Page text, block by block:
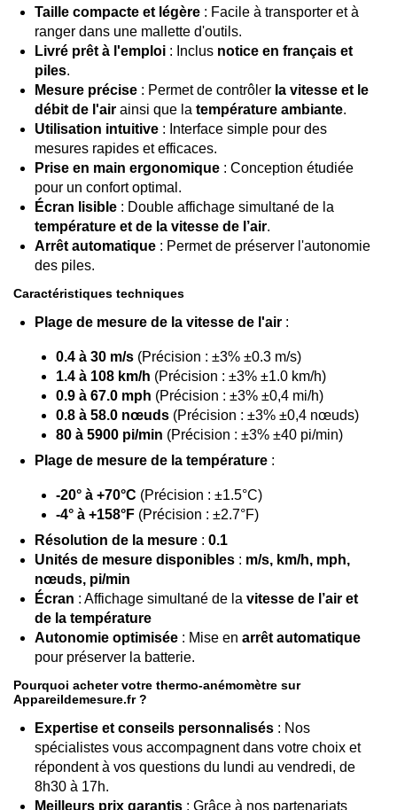
Taille compacte et légère : Facile à transporter et à
ranger dans une mallette d'outils.
Livré prêt à l'emploi : Inclus notice en français et
piles.
Mesure précise : Permet de contrôler la vitesse et le
débit de l'air ainsi que la température ambiante.
Utilisation intuitive : Interface simple pour des
mesures rapides et efficaces.
Prise en main ergonomique : Conception étudiée
pour un confort optimal.
Écran lisible : Double affichage simultané de la
température et de la vitesse de l’air.
Arrêt automatique : Permet de préserver l'autonomie
des piles.
Caractéristiques techniques
Plage de mesure de la vitesse de l'air :
0.4 à 30 m/s (Précision : ±3% ±0.3 m/s)
1.4 à 108 km/h (Précision : ±3% ±1.0 km/h)
0.9 à 67.0 mph (Précision : ±3% ±0,4 mi/h)
0.8 à 58.0 nœuds (Précision : ±3% ±0,4 nœuds)
80 à 5900 pi/min (Précision : ±3% ±40 pi/min)
Plage de mesure de la température :
-20° à +70°C (Précision : ±1.5°C)
-4° à +158°F (Précision : ±2.7°F)
Résolution de la mesure : 0.1
Unités de mesure disponibles : m/s, km/h, mph,
nœuds, pi/min
Écran : Affichage simultané de la vitesse de l’air et
de la température
Autonomie optimisée : Mise en arrêt automatique
pour préserver la batterie.
Pourquoi acheter votre thermo-anémomètre sur
Appareildemesure.fr?
Expertise et conseils personnalisés : Nos
spécialistes vous accompagnent dans votre choix et
répondent à vos questions du lundi au vendredi, de
8h30 à 17h.
Meilleurs prix garantis : Grâce à nos partenariats